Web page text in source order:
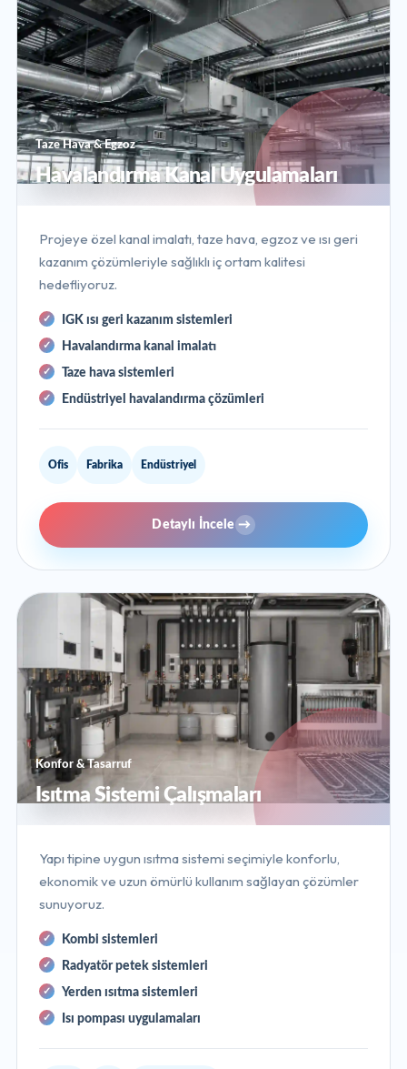
Taze Hava & Egzoz
Havalandırma Kanal Uygulamaları
Projeye özel kanal imalatı, taze hava, egzoz ve ısı geri
kazanım çözümleriyle sağlıklı iç ortam kalitesi
hedefliyoruz.
IGK ısı geri kazanım sistemleri
Havalandırma kanal imalatı
Taze hava sistemleri
Endüstriyel havalandırma çözümleri
Ofis Fabrika Endüstriyel
Detaylı İncele →
Konfor & Tasarruf
Isıtma Sistemi Çalışmaları
Yapı tipine uygun ısıtma sistemi seçimiyle konforlu,
ekonomik ve uzun ömürlü kullanım sağlayan çözümler
sunuyoruz.
Kombi sistemleri
Radyatör petek sistemleri
Yerden ısıtma sistemleri
Isı pompası uygulamaları